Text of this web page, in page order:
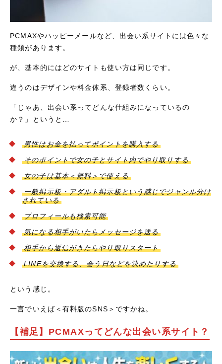
PCMAXやハッピーメールなど、出会い系サイトには色々な
種類があります。
が、基本的にはどのサイトも使い方は同じです。
違うのはデザインや料金体系、登録者数くらい。
「じゃあ、出会い系ってどんな仕組みになっているの
か？」というと…
男性はお金を払ってポイントを購入する
そのポイントで女の子とサイト内でやり取りする
女の子は基本＜無料＞で使える
一般掲示板・アダルト掲示板という感じでジャンル分け
されている
プロフィールも検索可能
気になる相手がいたらメッセージを送る
相手から返信がきたらやり取りスタート
LINEを交換する、会う日などを決めたりする
という感じ。
一言でいえば＜有料版のSNS＞ですかね。
【補足】PCMAXってどんな出会い系サイト？